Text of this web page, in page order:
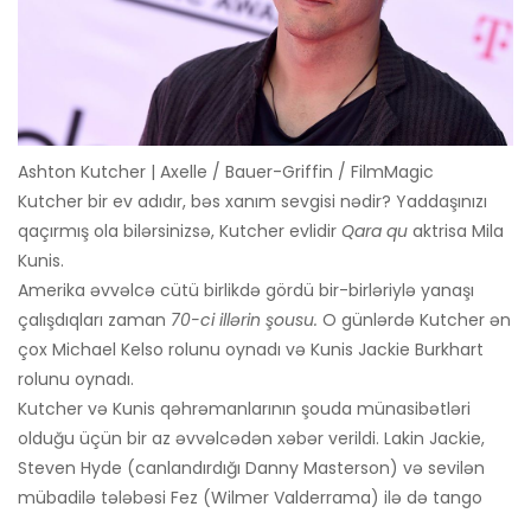
Ashton Kutcher | Axelle / Bauer-Griffin / FilmMagic
Kutcher bir ev adıdır, bəs xanım sevgisi nədir? Yaddaşınızı
qaçırmış ola bilərsinizsə, Kutcher evlidir Qara qu aktrisa Mila
Kunis.
Amerika əvvəlcə cütü birlikdə gördü bir-birləriylə yanaşı
çalışdıqları zaman 70-ci illərin şousu. O günlərdə Kutcher ən
çox Michael Kelso rolunu oynadı və Kunis Jackie Burkhart
rolunu oynadı.
Kutcher və Kunis qəhrəmanlarının şouda münasibətləri
olduğu üçün bir az əvvəlcədən xəbər verildi. Lakin Jackie,
Steven Hyde (canlandırdığı Danny Masterson) və sevilən
mübadilə tələbəsi Fez (Wilmer Valderrama) ilə də tango